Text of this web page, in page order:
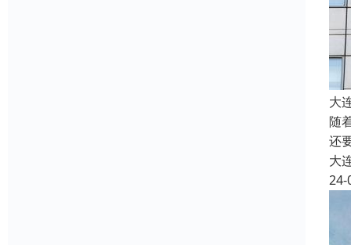
大
随
还
大
24-